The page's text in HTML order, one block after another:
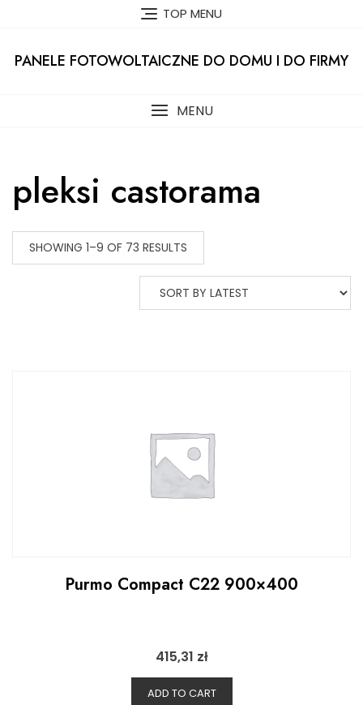
TOP MENU
PANELE FOTOWOLTAICZNE DO DOMU I DO FIRMY
MENU
pleksi castorama
SHOWING 1–9 OF 73 RESULTS
Purmo Compact C22 900×400
415,31 zł
ADD TO CART